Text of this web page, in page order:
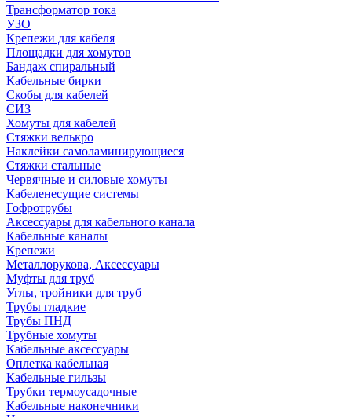
Трансформатор тока
УЗО
Крепежи для кабеля
Площадки для хомутов
Бандаж спиральный
Кабельные бирки
Cкобы для кабелей
СИЗ
Хомуты для кабелей
Стяжки велькро
Наклейки самоламинирующиеся
Стяжки стальные
Червячные и силовые хомуты
Кабеленесущие системы
Гофротрубы
Аксессуары для кабельного канала
Кабельные каналы
Крепежи
Металлорукова, Аксессуары
Муфты для труб
Углы, тройники для труб
Трубы гладкие
Трубы ПНД
Трубные хомуты
Кабельные аксессуары
Оплетка кабельная
Кабельные гильзы
Трубки термоусадочные
Кабельные наконечники